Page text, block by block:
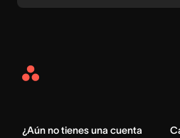
Asana
¿Aún no tienes una cuenta